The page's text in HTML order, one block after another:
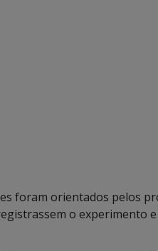
foram orientados pelos
o experimento